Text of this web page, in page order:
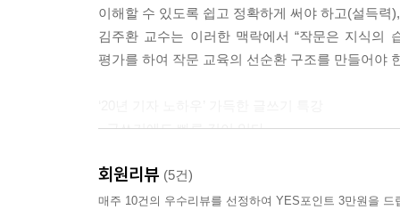
이해할 수 있도록 쉽고 정확하게 써야 하고(설득
김주환 교수는 이러한 맥락에서 “작문은 지식의
평가를 하여 작문 교육의 선순환 구조를 만들어야
- 글쓰기에도 빠른 길이 있다
있는 효과적이고 실용적인 방법을 소개한다.
실제로 일반 기업에서 일하다 기자가 된 후 글
회원리뷰 (5건)
매주 10건의 우수리뷰를 선정하여 YES포인트 3만원을 드